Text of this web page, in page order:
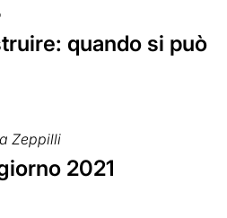
quando si può
Zeppilli
2021